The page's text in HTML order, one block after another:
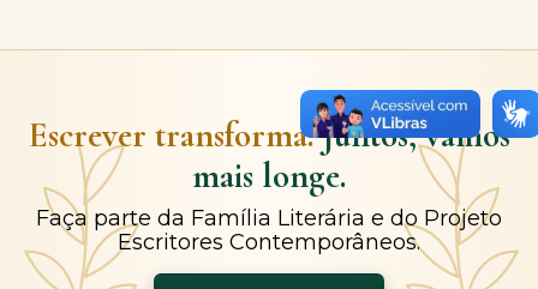
Escrever transforma.Juntos, vamos
mais longe.
Faça parte da Família Literária e do Projeto
Escritores Contemporâneos.